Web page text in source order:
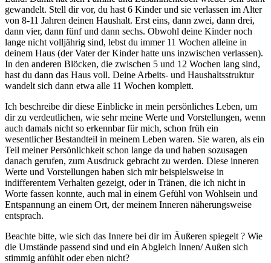
gewandelt. Stell dir vor, du hast 6 Kinder und sie verlassen im Alter
von 8-11 Jahren deinen Haushalt. Erst eins, dann zwei, dann drei,
dann vier, dann fünf und dann sechs. Obwohl deine Kinder noch
lange nicht volljährig sind, lebst du immer 11 Wochen alleine in
deinem Haus (der Vater der Kinder hatte uns inzwischen verlassen).
In den anderen Blöcken, die zwischen 5 und 12 Wochen lang sind,
hast du dann das Haus voll. Deine Arbeits- und Haushaltsstruktur
wandelt sich dann etwa alle 11 Wochen komplett.
Ich beschreibe dir diese Einblicke in mein persönliches Leben, um
dir zu verdeutlichen, wie sehr meine Werte und Vorstellungen, wenn
auch damals nicht so erkennbar für mich, schon früh ein
wesentlicher Bestandteil in meinem Leben waren. Sie waren, als ein
Teil meiner Persönlichkeit schon lange da und haben sozusagen
danach gerufen, zum Ausdruck gebracht zu werden. Diese inneren
Werte und Vorstellungen haben sich mir beispielsweise in
indifferentem Verhalten gezeigt, oder in Tränen, die ich nicht in
Worte fassen konnte, auch mal in einem Gefühl von Wohlsein und
Entspannung an einem Ort, der meinem Inneren näherungsweise
entsprach.
Beachte bitte, wie sich das Innere bei dir im Äußeren spiegelt ? Wie
die Umstände passend sind und ein Abgleich Innen/ Außen sich
stimmig anfühlt oder eben nicht?